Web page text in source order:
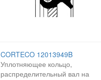
CORTECO 12013949B
Уплотняющее кольцо,
распределительный вал на